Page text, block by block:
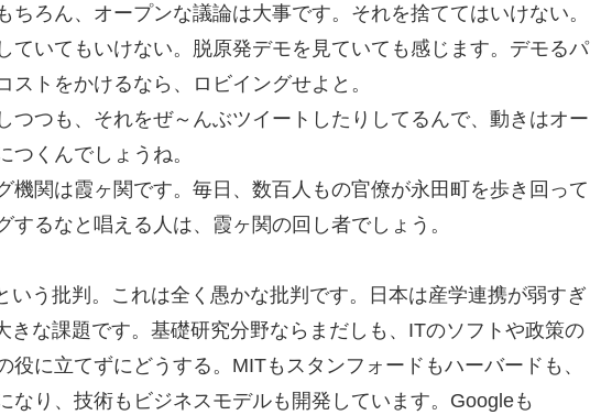
ちろん、オープンな議論は大事です。それを捨ててはいけない。
ていてもいけない。脱原発デモを見ていても感じます。デモるパ
ストをかけるなら、ロビイングせよと。
つつも、それをぜ～んぶツイートしたりしてるんで、動きはオー
つくんでしょうね。
機関は霞ヶ関です。毎日、数百人もの官僚が永田町を歩き回って
するなと唱える人は、霞ヶ関の回し者でしょう。
いう批判。これは全く愚かな批判です。日本は産学連携が弱すぎ
きな課題です。基礎研究分野ならまだしも、ITのソフトや政策の
役に立てずにどうする。MITもスタンフォードもハーバードも、
なり、技術もビジネスモデルも開発しています。Googleも